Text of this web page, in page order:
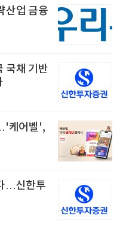
산업 금융
국채 기반
케어벨',
…신한투